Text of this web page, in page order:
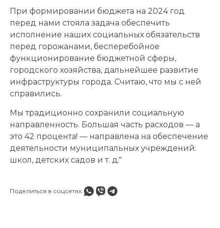
При формировании бюджета на 2024 год
перед нами стояла задача обеспечить
исполнение наших социальных обязательств
перед горожанами, бесперебойное
функционирование бюджетной сферы,
городского хозяйства, дальнейшее развитие
инфраструктуры города. Считаю, что мы с ней
справились.
Мы традиционно сохранили социальную
направленность. Большая часть расходов — а
это 42 процента! — направлена на обеспечение
деятельности муниципальных учреждений:
школ, детских садов и т. д."
Поделиться в соцсетях: